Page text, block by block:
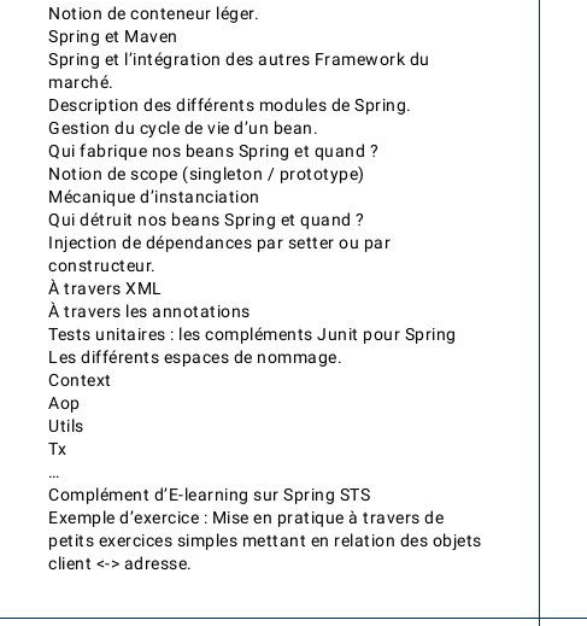
Notion de conteneur léger.
Spring et Maven
Spring et l’intégration des autres Framework du
marché.
Description des différents modules de Spring.
Gestion du cycle de vie d’un bean.
Qui fabrique nos beans Spring et quand ?
Notion de scope (singleton / prototype)
Mécanique d’instanciation
Qui détruit nos beans Spring et quand ?
Injection de dépendances par setter ou par
constructeur.
À travers XML
À travers les annotations
Tests unitaires : les compléments Junit pour Spring
Les différents espaces de nommage.
Context
Aop
Utils
Tx
…
Complément d’E-learning sur Spring STS
Exemple d’exercice : Mise en pratique à travers de
petits exercices simples mettant en relation des objets
client <-> adresse.